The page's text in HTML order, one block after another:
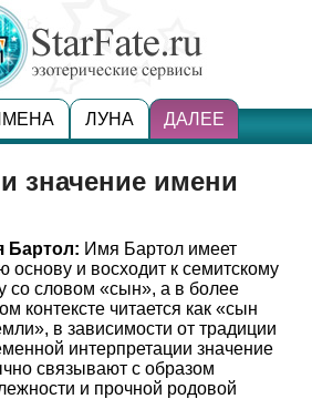
ЛУНА ДАЛЕЕ
значение имени
Бартол: Имя Бартол имеет
основу и восходит к семитскому
со словом «сын», а в более
контексте читается как «сын
в зависимости от традиции
интерпретации значение
связывают с образом
и прочной родовой